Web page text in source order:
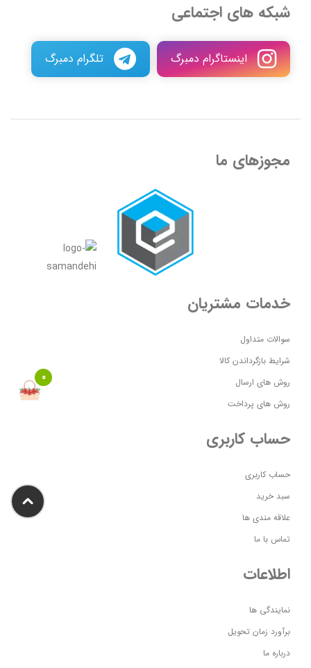
شبکه های اجتماعی
اینستاگرام دمبرگ تلگرام دمبرگ
مجوزهای ما
خدمات مشتریان
سوالات متداول
شرایط بازگرداندن کالا
روش های ارسال
روش های پرداخت
حساب کاربری
حساب کاربری
سبد خرید
علاقه مندی ها
تماس با ما
اطلاعات
نمایندگی ها
برآورد زمان تحویل
درباره ما
0